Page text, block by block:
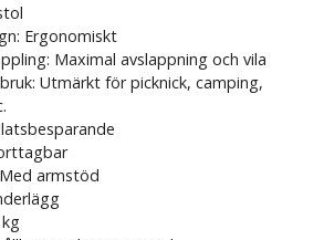
Ergonomiskt
Maximal avslappning och vila
Utmärkt för picknick, camping,
armstöd